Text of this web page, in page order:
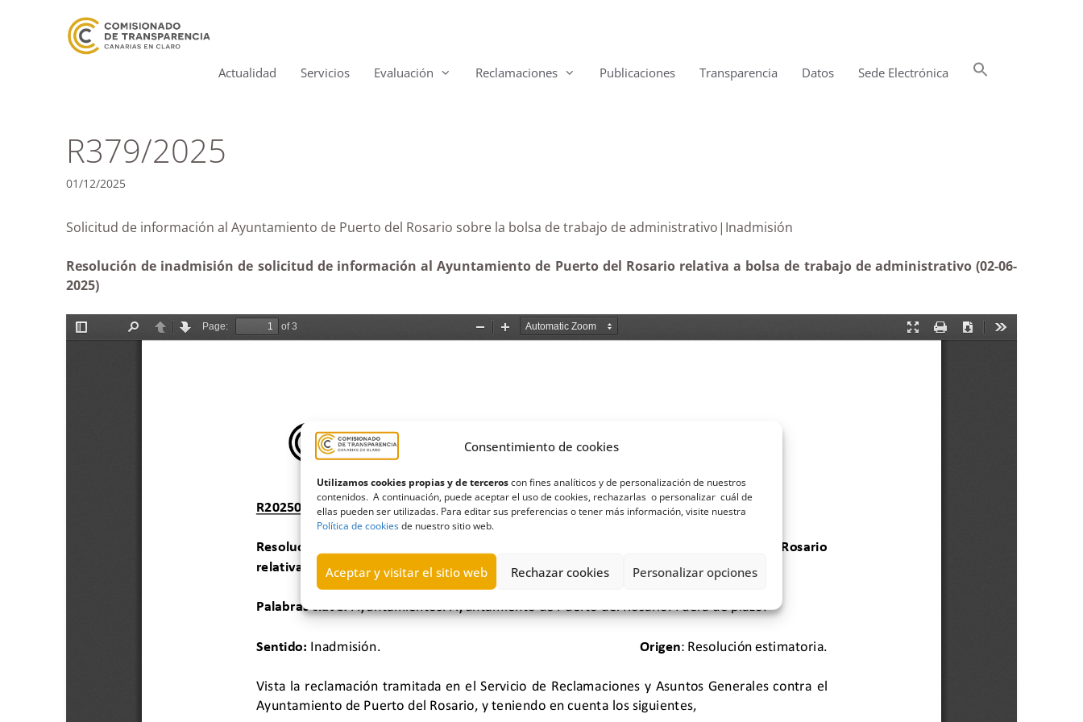
Consentimiento de cookies
Utilizamos cookies propias y de terceroscon fines analíticos y de personalización de nuestros
contenidos. A continuación, puede aceptar el uso de cookies, rechazarlas o personalizar cuál de
ellas pueden ser utilizadas. Para editar sus preferencias o tener más información, visite nuestra
Política de cookiesde nuestro sitio web.
Aceptar y visitar el sitio web Rechazar cookies Personalizar opciones
Actualidad Servicios Evaluación Reclamaciones Publicaciones Transparencia Datos Sede Electrónica
R379/2025
01/12/2025
Solicitud de información al Ayuntamiento de Puerto del Rosario sobre la bolsa de trabajo de administrativo|Inadmisión
Resolución de inadmisión de solicitud de información al Ayuntamiento de Puerto del Rosario relativa a bolsa de trabajo de administrativo (02-06-
2025)